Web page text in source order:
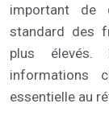
important de
standard des
plus élevés.
informations
essentielle au